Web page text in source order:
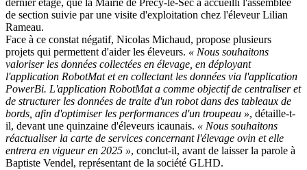
dernier étage, que la Mairie de Précy-le-Sec a accueilli l'assemblée
de section suivie par une visite d'exploitation chez l'éleveur Lilian
Rameau.
Face à ce constat négatif, Nicolas Michaud, propose plusieurs
projets qui permettent d'aider les éleveurs. « Nous souhaitons
valoriser les données collectées en élevage, en déployant
l'application RobotMat et en collectant les données via l'application
PowerBi. L'application RobotMat a comme objectif de centraliser et
de structurer les données de traite d'un robot dans des tableaux de
bords, afin d'optimiser les performances d'un troupeau », détaille-t-
il, devant une quinzaine d'éleveurs icaunais. « Nous souhaitons
réactualiser la carte de services concernant l'élevage ovin et elle
entrera en vigueur en 2025 », conclut-il, avant de laisser la parole à
Baptiste Vendel, représentant de la société GLHD.